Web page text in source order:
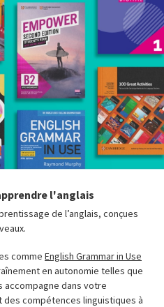
l'anglais
de l’anglais, conçues
comme English Grammar in Use
en autonomie telles que
dans votre
compétences linguistiques à